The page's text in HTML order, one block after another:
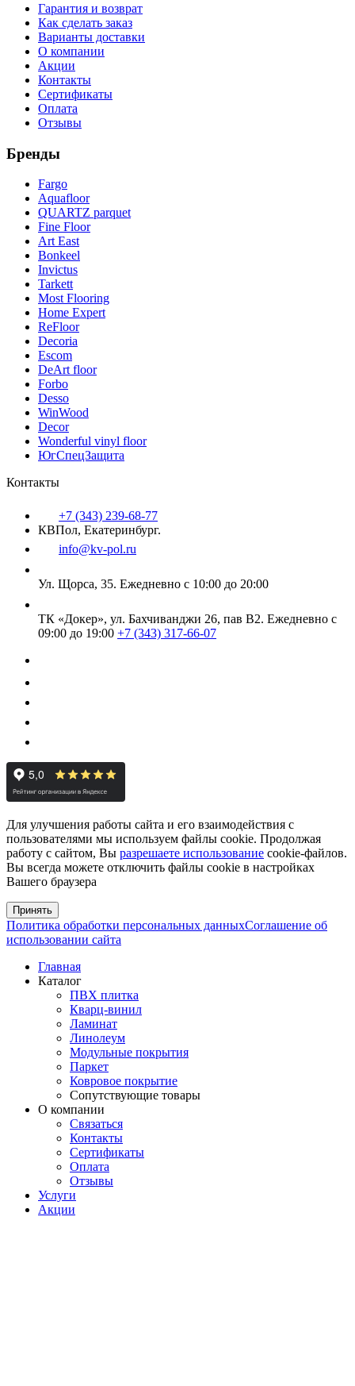
Гарантия и возврат
Как сделать заказ
Варианты доставки
О компании
Акции
Контакты
Сертификаты
Оплата
Отзывы
Бренды
Fargo
Aquafloor
QUARTZ parquet
Fine Floor
Art East
Bonkeel
Invictus
Tarkett
Most Flooring
Home Expert
ReFloor
Decoria
Escom
DeArt floor
Forbo
Desso
WinWood
Decor
Wonderful vinyl floor
ЮгСпецЗащита
Контакты
+7 (343) 239-68-77
КВПол, Екатеринбург.
info@kv-pol.ru
Ул. Щорса, 35. Ежедневно с 10:00 до 20:00
ТК «Докер», ул. Бахчиванджи 26, пав В2. Ежедневно с
09:00 до 19:00 +7 (343) 317-66-07
Для улучшения работы сайта и его взаимодействия с
пользователями мы используем файлы cookie. Продолжая
работу с сайтом, Вы разрешаете использование cookie-файлов.
Вы всегда можете отключить файлы cookie в настройках
Вашего браузера
Принять
Политика обработки персональных данныхСоглашение об
использовании сайта
Главная
Каталог
ПВХ плитка
Кварц-винил
Ламинат
Линолеум
Модульные покрытия
Паркет
Ковровое покрытие
Сопутствующие товары
О компании
Связаться
Контакты
Сертификаты
Оплата
Отзывы
Услуги
Акции